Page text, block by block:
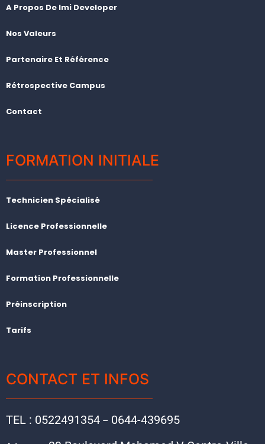
Audit Comptable
A Propos De Imi Developer
Nos Valeurs
Partenaire Et Référence
Rétrospective Campus
Contact
FORMATION INITIALE
Technicien Spécialisé
Licence Professionnelle
Master Professionnel
Formation Professionnelle
Préinscription
Tarifs
CONTACT ET INFOS
TEL : 0522491354 – 0644-439695